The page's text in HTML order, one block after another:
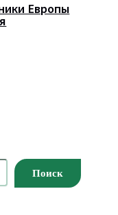
Европы
Поиск